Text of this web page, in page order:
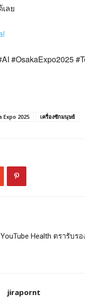
ลย
#OsakaExpo2025
Expo 2025 เครื่องซักมนุษย์
Health ตรารับรอ
jirapornt